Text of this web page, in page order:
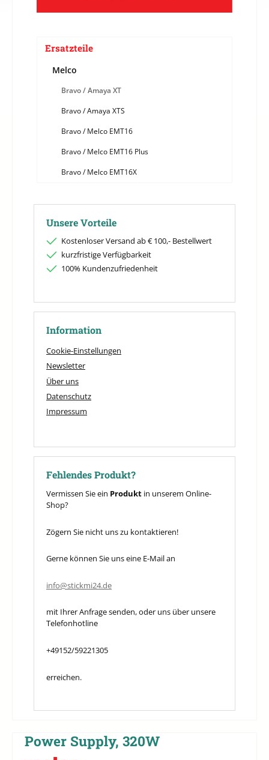
Ersatzteile
Melco
Bravo / Amaya XT
Bravo / Amaya XTS
Bravo / Melco EMT16
Bravo / Melco EMT16 Plus
Bravo / Melco EMT16X
Unsere Vorteile
Kostenloser Versand ab € 100,- Bestellwert
kurzfristige Verfügbarkeit
100% Kundenzufriedenheit
Information
Cookie-Einstellungen
Newsletter
Über uns
Datenschutz
Impressum
Fehlendes Produkt?
Vermissen Sie ein Produkt in unserem Online-
Shop?
Zögern Sie nicht uns zu kontaktieren!
Gerne können Sie uns eine E-Mail an
info@stickmi24.de
mit Ihrer Anfrage senden, oder uns über unsere
Telefonhotline
+49152/59221305
erreichen.
Power Supply, 320W